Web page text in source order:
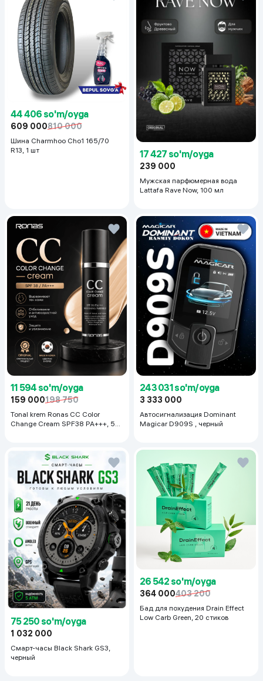
44 406 so'm/oyga
609 000810 000
Шина Charmhoo Cho1 165/70
R13, 1 шт
17 427 so'm/oyga
239 000
Мужская парфюмерная вода
Lattafa Rave Now, 100 мл
11 594 so'm/oyga
159 000198 750
Tonal krem Ronas CC Color
Change Cream SPF38 PA+++, 50
243 031 so'm/oyga
3 333 000
Автосигнализация Dominant
Magicar D909S , черный
75 250 so'm/oyga
1 032 000
Смарт-часы Black Shark GS3,
черный
26 542 so'm/oyga
364 000403 200
Бад для похудения Drain Effect
Low Carb Green, 20 стиков